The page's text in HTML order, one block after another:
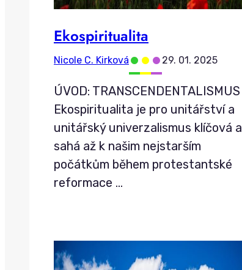
Ekospiritualita
Nicole C. Kirková ••• 29. 01. 2025
ÚVOD: TRANSCENDENTALISMUS
Ekospiritualita je pro unitářství a
unitářský univerzalismus klíčová a
sahá až k našim nejstarším
počátkům během protestantské
reformace …